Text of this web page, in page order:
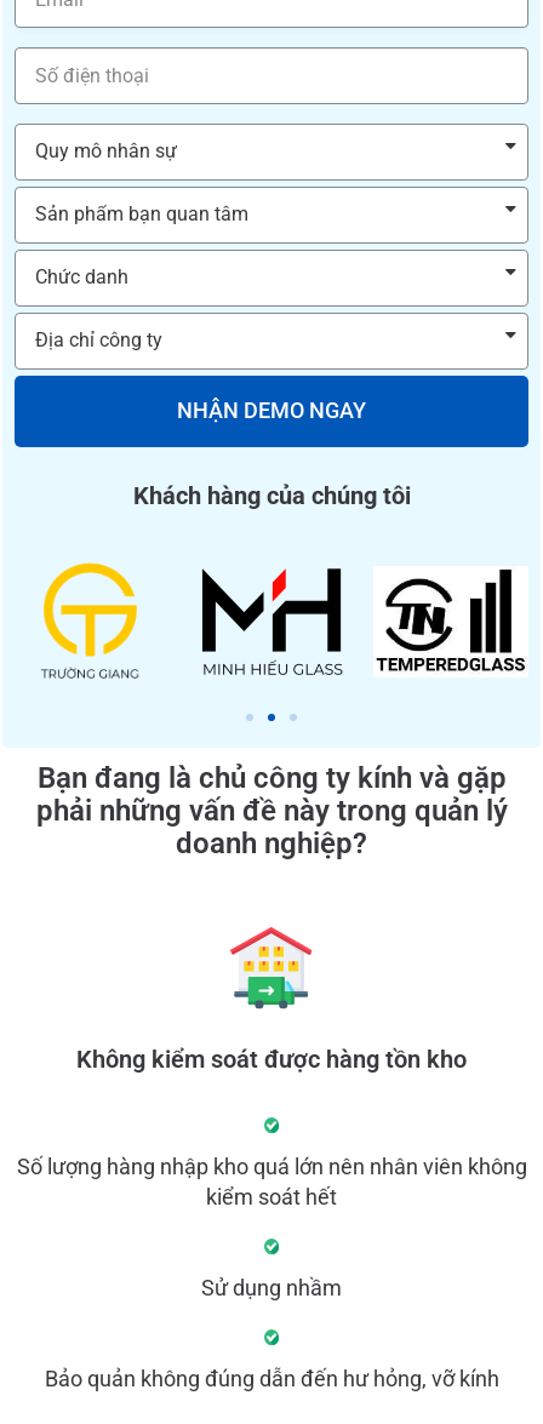
NHẬN DEMO NGAY
Khách hàng của chúng tôi
Bạn đang là chủ công ty kính và gặp
phải những vấn đề này trong quản lý
doanh nghiệp?​
Không kiểm soát được hàng tồn kho
Số lượng hàng nhập kho quá lớn nên nhân viên không
kiểm soát hết
Sử dụng nhầm
Bảo quản không đúng dẫn đến hư hỏng, vỡ kính